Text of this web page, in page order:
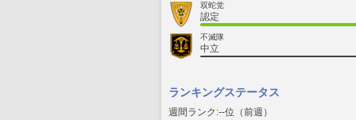
双蛇党
認定
不滅隊
中立
ランキングステータス
週間ランク:--位（前週）